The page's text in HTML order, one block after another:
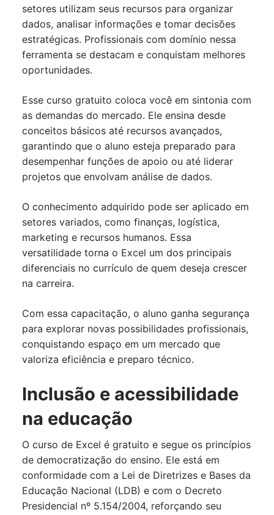
setores utilizam seus recursos para organizar
dados, analisar informações e tomar decisões
estratégicas. Profissionais com domínio nessa
ferramenta se destacam e conquistam melhores
oportunidades.
Esse curso gratuito coloca você em sintonia com
as demandas do mercado. Ele ensina desde
conceitos básicos até recursos avançados,
garantindo que o aluno esteja preparado para
desempenhar funções de apoio ou até liderar
projetos que envolvam análise de dados.
O conhecimento adquirido pode ser aplicado em
setores variados, como finanças, logística,
marketing e recursos humanos. Essa
versatilidade torna o Excel um dos principais
diferenciais no currículo de quem deseja crescer
na carreira.
Com essa capacitação, o aluno ganha segurança
para explorar novas possibilidades profissionais,
conquistando espaço em um mercado que
valoriza eficiência e preparo técnico.
Inclusão e acessibilidade
na educação
O curso de Excel é gratuito e segue os princípios
de democratização do ensino. Ele está em
conformidade com a Lei de Diretrizes e Bases da
Educação Nacional (LDB) e com o Decreto
Presidencial nº 5.154/2004, reforçando seu